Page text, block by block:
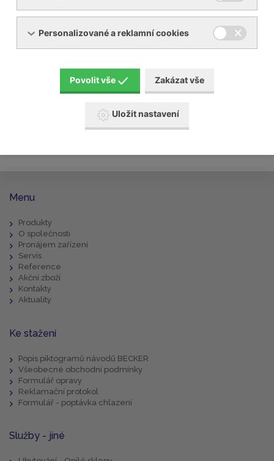
vhodný prostor pro naše zařízení
Menu
Produkty
O společnosti
Pronájem zařízení
Servis
Reference
Akční zboží
Kontakty
Aktuality
Ke stažení
Popis piktogramů návodů BECKER
Všeobecné obchodní podmínky
Formulář opravy
Reklamační protokol
Formulář - poptávka chlazení
Služby - jiné
Personalizované a reklamní cookies
Povolit vše Zakázat vše
Uložit nastavení